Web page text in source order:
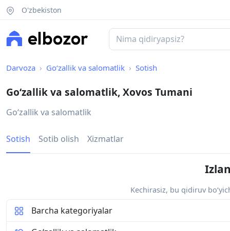
O'zbekiston
Darvoza Go‘zallik va salomatlik Sotish
Go‘zallik va salomatlik, Xovos Tumani
Go‘zallik va salomatlik
Sotish Sotib olish Xizmatlar
Kechirasiz, bu qidiruv
Barcha kategoriyalar